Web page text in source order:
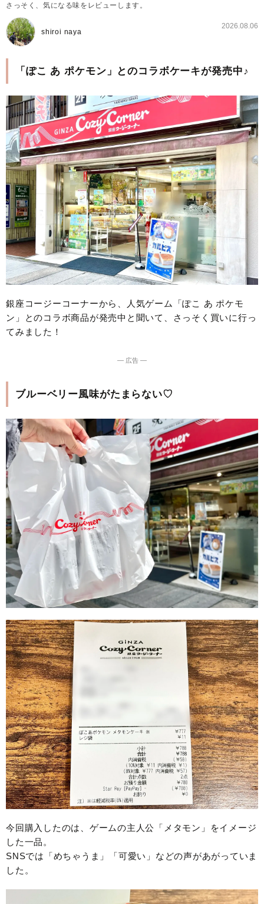
さっそく、気になる味をレビューします。
shiroi naya
2026.08.06
「ぽこ あ ポケモン」とのコラボケーキが発売中♪
銀座コージーコーナーから、人気ゲーム「ぽこ あ ポケモ
ン」とのコラボ商品が発売中と聞いて、さっそく買いに行っ
てみました！
― 広告 ―
ブルーベリー風味がたまらない♡
今回購入したのは、ゲームの主人公「メタモン」をイメージ
した一品。
SNSでは「めちゃうま」「可愛い」などの声があがっていま
した。